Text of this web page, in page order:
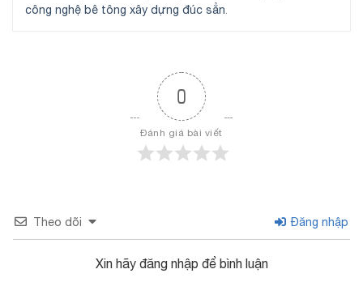
công nghệ bê tông xây dựng đúc sẳn.
0
Đánh giá bài viết
Theo dõi Đăng nhập
Xin hãy đăng nhập để bình luận